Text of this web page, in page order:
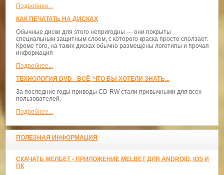
Подробнее...
КАК ПЕЧАТАТЬ НА ДИСКАХ
Обычные диски для этого непригодны — они покрыты
специальным защитным слоем, с которого краска просто сползает.
Кроме того, на таких дисках обычно размещены логотипы и прочая
информация
Подробнее...
ТЕХНОЛОГИЯ DVD - ВСЁ, ЧТО ВЫ ХОТЕЛИ ЗНАТЬ...
За последние годы приводы CD-RW стали привычными для всех
пользователей.
Подробнее...
ПОЛЕЗНАЯ ИНФОРМАЦИЯ
СКАЧАТЬ МЕЛБЕТ - ПРИЛОЖЕНИЕ MELBET ДЛЯ ANDROID, IOS И
ПК